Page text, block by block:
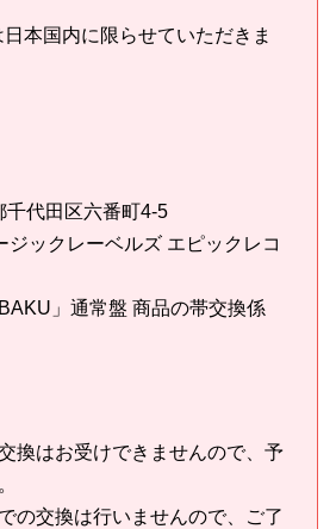
本国内に限らせていただきま
千代田区六番町4-5
ジックレーベルズ エピックレコ
」通常盤 商品の帯交換係
換はお受けできませんので、予
の交換は行いませんので、ご了